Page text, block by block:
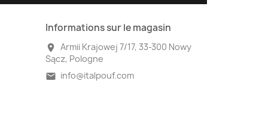
Informations sur le magasin
location_on Armii Krajowej 7/17, 33-300 Nowy
Sącz, Pologne
mail info@italpouf.com